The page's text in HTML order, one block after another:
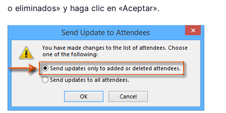
o eliminados» y haga clic en «Aceptar».